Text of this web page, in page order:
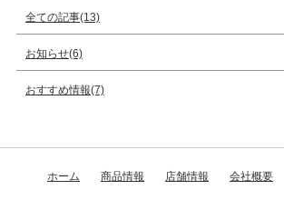
全ての記事(13)
お知らせ(6)
おすすめ情報(7)
ホーム 商品情報 店舗情報 会社概要